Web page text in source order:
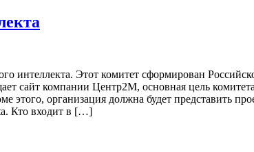
интеллекта. Этот комитет сформирован
компании Центр2М, основная цель
организация должна будет представить
Кто входит в […]